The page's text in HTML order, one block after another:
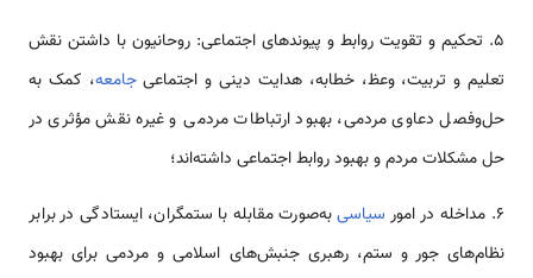
5. تحکیم و تقویت روابط و پیوندهای اجتماعی: روحانیون با داشتن نقش
تعلیم و تربیت، وعظ، خطابه، هدایت دینی و اجتماعیجامعه، کمک به
حل‌وفصل دعاوی مردمی، بهبود ارتباطات مردمی و غیره نقش مؤثری در
حل مشکلات مردم و بهبود روابط اجتماعی داشته‌اند؛
6. مداخله در امور سیاسیبه‌صورت مقابله با ستمگران، ایستادگی در برابر
نظام‌های جور و ستم، رهبری جنبش‌های اسلامی و مردمی برای بهبود